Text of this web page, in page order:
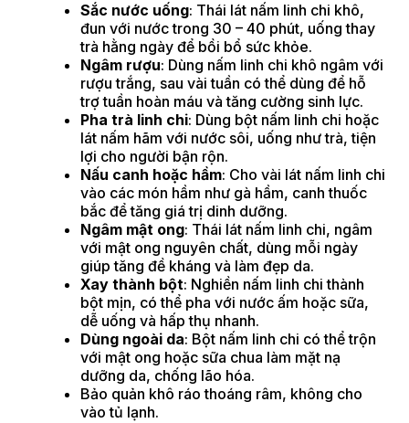
Sắc nước uống: Thái lát nấm linh chi khô,
đun với nước trong 30 – 40 phút, uống thay
trà hằng ngày để bồi bổ sức khỏe.
Ngâm rượu: Dùng nấm linh chi khô ngâm với
rượu trắng, sau vài tuần có thể dùng để hỗ
trợ tuần hoàn máu và tăng cường sinh lực.
Pha trà linh chi: Dùng bột nấm linh chi hoặc
lát nấm hãm với nước sôi, uống như trà, tiện
lợi cho người bận rộn.
Nấu canh hoặc hầm: Cho vài lát nấm linh chi
vào các món hầm như gà hầm, canh thuốc
bắc để tăng giá trị dinh dưỡng.
Ngâm mật ong: Thái lát nấm linh chi, ngâm
với mật ong nguyên chất, dùng mỗi ngày
giúp tăng đề kháng và làm đẹp da.
Xay thành bột: Nghiền nấm linh chi thành
bột mịn, có thể pha với nước ấm hoặc sữa,
dễ uống và hấp thụ nhanh.
Dùng ngoài da: Bột nấm linh chi có thể trộn
với mật ong hoặc sữa chua làm mặt nạ
dưỡng da, chống lão hóa.
Bảo quản khô ráo thoáng râm, không cho
vào tủ lạnh.